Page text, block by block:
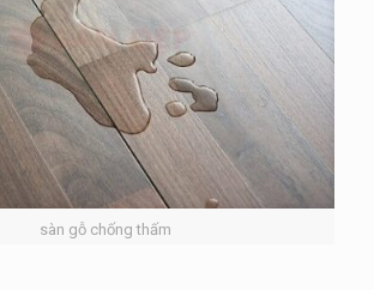
sàn gỗ chống thấm